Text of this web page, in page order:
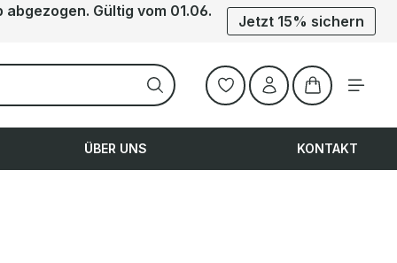
Gültig vom 01.06.
Jetzt 15% sichern
Warenkorb
ÜBER UNS KONTAKT